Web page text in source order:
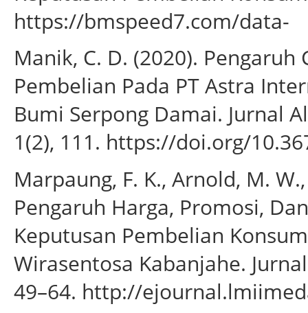
https://bmspeed7.com/data-
Manik, C. D. (2020).
Pembelian Pada PT Astra
Bumi Serpong Damai. Jurnal
1(2), 111. https://doi.org/
Marpaung, F. K., Arnold, M.
Pengaruh Harga, Promosi,
Keputusan Pembelian
Wirasentosa Kabanjahe.
49–64. http://